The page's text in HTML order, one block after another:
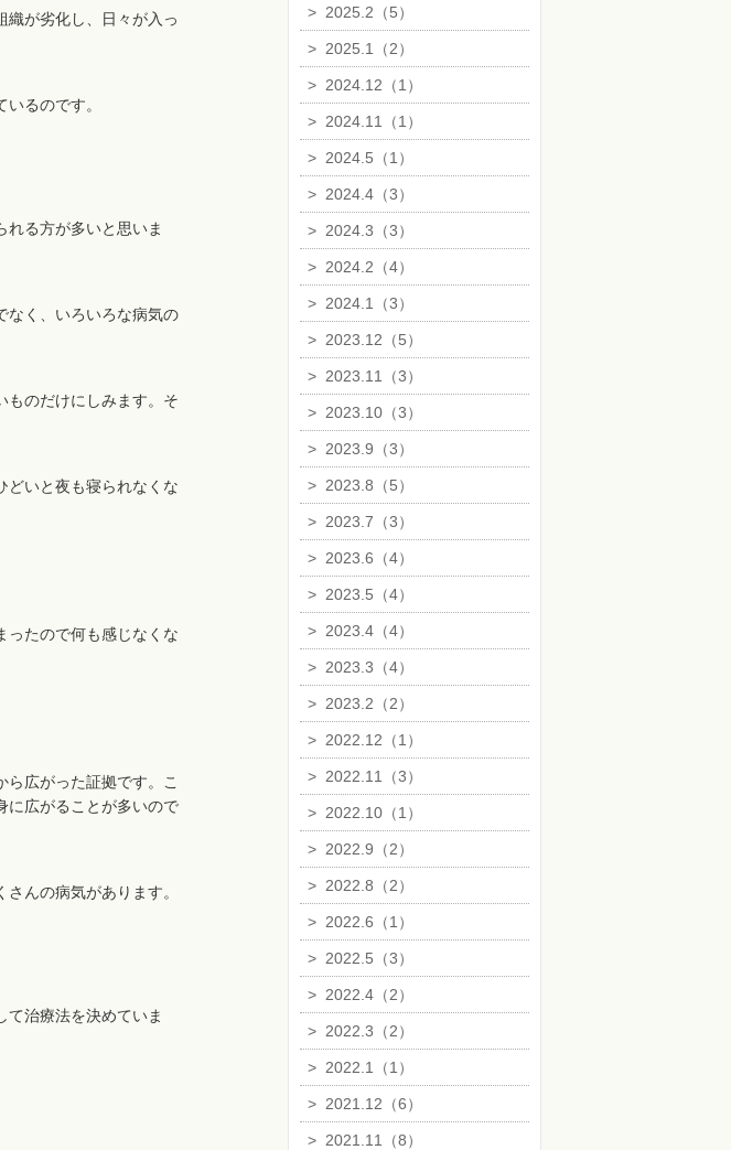
織が劣化し、日々が入っ
るのです。
れる方が多いと思いま
なく、いろいろな病気の
ものだけにしみます。そ
どいと夜も寝られなくな
ったので何も感じなくな
広がった証拠です。こ
に広がることが多いので
んの病気があります。
て治療法を決めていま
> 2025.2（5）
> 2025.1（2）
> 2024.12（1）
> 2024.11（1）
> 2024.5（1）
> 2024.4（3）
> 2024.3（3）
> 2024.2（4）
> 2024.1（3）
> 2023.12（5）
> 2023.11（3）
> 2023.10（3）
> 2023.9（3）
> 2023.8（5）
> 2023.7（3）
> 2023.6（4）
> 2023.5（4）
> 2023.4（4）
> 2023.3（4）
> 2023.2（2）
> 2022.12（1）
> 2022.11（3）
> 2022.10（1）
> 2022.9（2）
> 2022.8（2）
> 2022.6（1）
> 2022.5（3）
> 2022.4（2）
> 2022.3（2）
> 2022.1（1）
> 2021.12（6）
> 2021.11（8）